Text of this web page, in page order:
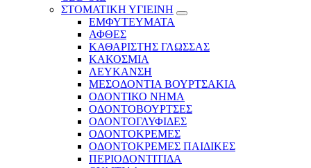
ΣΤΟΜΑΤΙΚΗ ΥΓΙΕΙΝΗ
ΕΜΦΥΤΕΥΜΑΤΑ
ΑΦΘΕΣ
ΚΑΘΑΡΙΣΤΗΣ ΓΛΩΣΣΑΣ
ΚΑΚΟΣΜΙΑ
ΛΕΥΚΑΝΣΗ
ΜΕΣΟΔΟΝΤΙΑ ΒΟΥΡΤΣΑΚΙΑ
ΟΔΟΝΤΙΚΟ ΝΗΜΑ
ΟΔΟΝΤΟΒΟΥΡΤΣΕΣ
ΟΔΟΝΤΟΓΛΥΦΙΔΕΣ
ΟΔΟΝΤΟΚΡΕΜΕΣ
ΟΔΟΝΤΟΚΡΕΜΕΣ ΠΑΙΔΙΚΕΣ
ΠΕΡΙΟΔΟΝΤΙΤΙΔΑ